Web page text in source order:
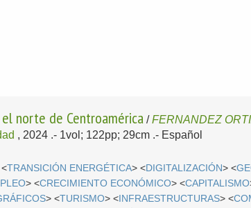
norte de Centroamérica /FERNANDEZ
, 2024 .- 1vol; 122pp; 29cm .- Español
<TRANSICIÓN ENERGÉTICA> <DIGITALIZACIÓN> <
> <CRECIMIENTO ECONÓMICO> <CAPITALISMO
> <TURISMO> < INFRAESTRUCTURAS> <